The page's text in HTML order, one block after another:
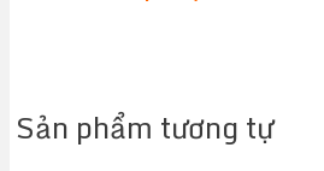
Sản phẩm tương tự